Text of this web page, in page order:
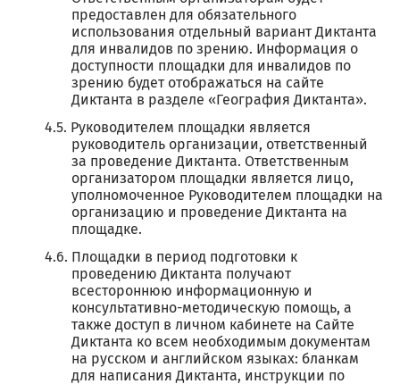
предоставлен для обязательного
использования отдельный вариант Диктанта
для инвалидов по зрению. Информация о
доступности площадки для инвалидов по
зрению будет отображаться на сайте
Диктанта в разделе «География Диктанта».
Руководителем площадки является
руководитель организации, ответственный
за проведение Диктанта. Ответственным
организатором площадки является лицо,
уполномоченное Руководителем площадки на
организацию и проведение Диктанта на
площадке.
Площадки в период подготовки к
проведению Диктанта получают
всестороннюю информационную и
консультативно-методическую помощь, а
также доступ в личном кабинете на Сайте
Диктанта ко всем необходимым документам
на русском и английском языках: бланкам
для написания Диктанта, инструкции по